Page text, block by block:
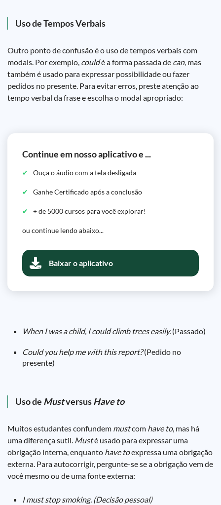
Uso de Tempos Verbais
Outro ponto de confusão é o uso de tempos verbais com
modais. Por exemplo, couldé a forma passada de can, mas
também é usado para expressar possibilidade ou fazer
pedidos no presente. Para evitar erros, preste atenção ao
tempo verbal da frase e escolha o modal apropriado:
Continue em nosso aplicativo e ...
Ouça o áudio com a tela desligada
Ganhe Certificado após a conclusão
+ de 5000 cursos para você explorar!
ou continue lendo abaixo...
Baixar o aplicativo
When I was a child, I could climb trees easily. (Passado)
Could you help me with this report?(Pedido no
presente)
Uso de MustversusHave to
Muitos estudantes confundem mustcom have to, mas há
uma diferença sutil. Musté usado para expressar uma
obrigação interna, enquanto have toexpressa uma obrigação
externa. Para autocorrigir, pergunte-se se a obrigação vem de
você mesmo ou de uma fonte externa:
I must stop smoking. (Decisão pessoal)